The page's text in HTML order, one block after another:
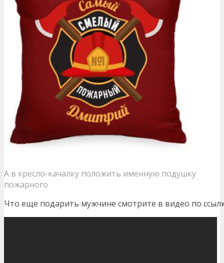
А в кресло-качалку положить именную подушку
пожарного
Что еще подарить мужчине смотрите в видео по